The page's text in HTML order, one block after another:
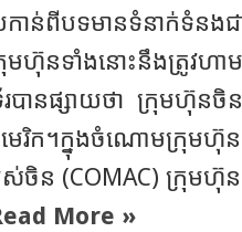
កាន់ពីបទមានទំនាក់ទំនង
មហ៊ុនទាំងនោះនឹងត្រូវហា
បានផ្សាយថា ​ ក្រុមហ៊ុនចិ
រិក​។​ក្នុងចំណោមក្រុមហ៊ុ
ស់ចិន (COMAC) ក្រុម
More »